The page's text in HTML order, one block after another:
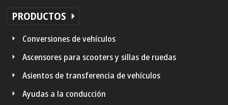
PRODUCTOS
Conversiones de vehículos
Ascensores para scooters y sillas de ruedas
Asientos de transferencia de vehículos
Ayudas a la conducción